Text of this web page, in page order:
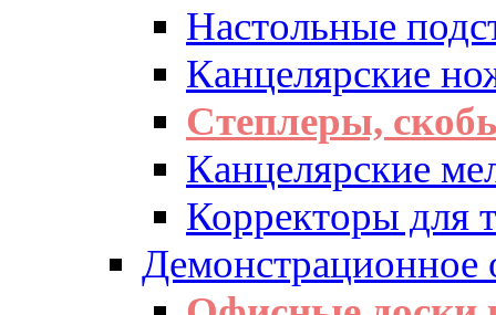
Настольные
Канцелярские
Степлеры,
Канцелярские
Корректоры для
Демонстрационное